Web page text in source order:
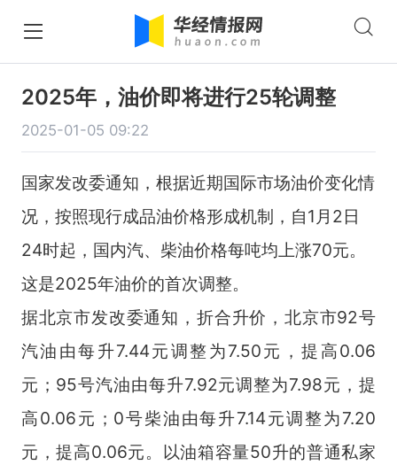
2025年，油价即将进行25轮调整
2025-01-05 09:22
国家发改委通知，根据近期国际市场油价变化情
况，按照现行成品油价格形成机制，自1月2日
24时起，国内汽、柴油价格每吨均上涨70元。
这是2025年油价的首次调整。
据北京市发改委通知，折合升价，北京市92号
汽油由每升7.44元调整为7.50元，提高0.06
元；95号汽油由每升7.92元调整为7.98元，提
高0.06元；0号柴油由每升7.14元调整为7.20
元，提高0.06元。以油箱容量50升的普通私家